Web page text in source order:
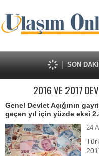
SON
2016 VE 2017
Genel Devlet Açığının
geçen yıl için yüzde eksi
24